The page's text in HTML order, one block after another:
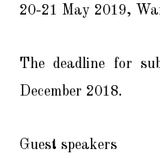
20-21 May 2019,
The deadline for
December 2018.
Guest speakers